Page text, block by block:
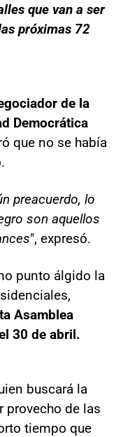
que van a ser
próximas 72
de la
Democrática
que no se había
preacuerdo, lo
son aquellos
", expresó.
punto álgido la
Asamblea
30 de abril.
buscará la
provecho de las
tiempo que